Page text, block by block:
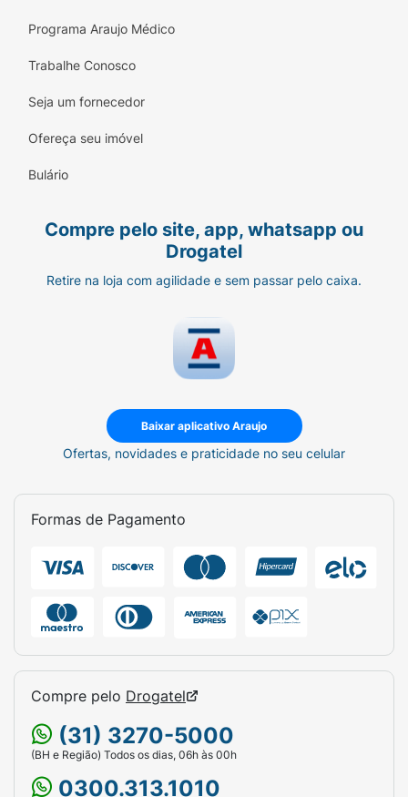
Programa Araujo Médico
Trabalhe Conosco
Seja um fornecedor
Ofereça seu imóvel
Bulário
Compre pelo site, app, whatsapp ou
Drogatel
Retire na loja com agilidade e sem passar pelo caixa.
Baixar aplicativo Araujo
Ofertas, novidades e praticidade no seu celular
Formas de Pagamento
Compre pelo Drogatel
(31) 3270-5000
(BH e Região) Todos os dias, 06h às 00h
0300.313.1010